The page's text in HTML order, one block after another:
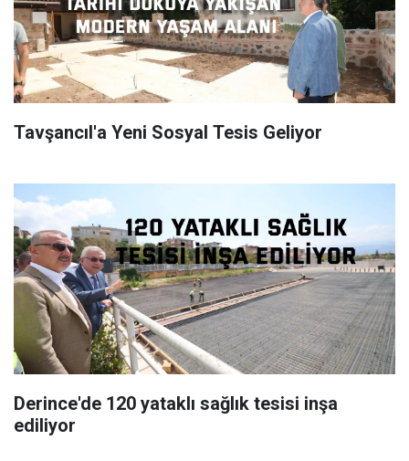
Tavşancıl'a Yeni Sosyal Tesis Geliyor
Derince'de 120 yataklı sağlık tesisi inşa
ediliyor